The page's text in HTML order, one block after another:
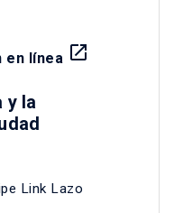
en línea launch
y la
Link Lazo